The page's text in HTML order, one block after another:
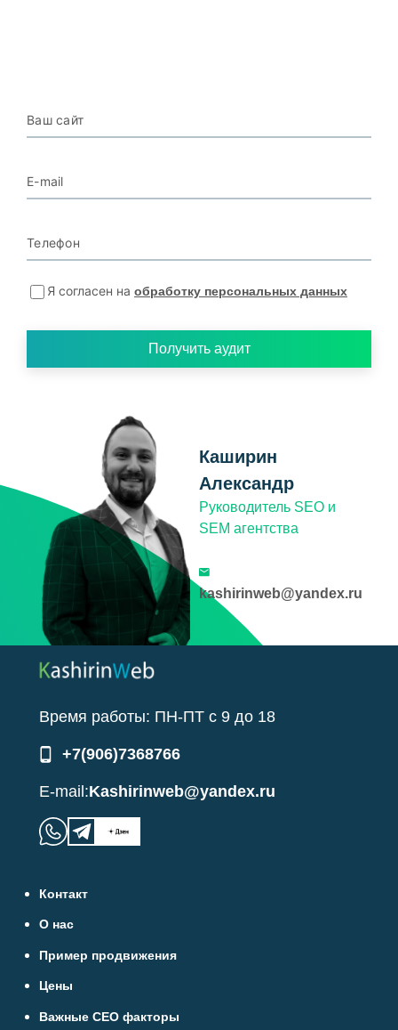
Ваш сайт
E-mail
Телефон
Я согласен на обработку персональных данных
Получить аудит
Каширин
Александр
Руководитель SEO и
SEM агентства
kashirinweb@yandex.ru
Время работы: ПН-ПТ с 9 до 18
+7(906)7368766
E-mail:Kashirinweb@yandex.ru
Контакт
О нас
Пример продвижения
Цены
Важные СЕО факторы